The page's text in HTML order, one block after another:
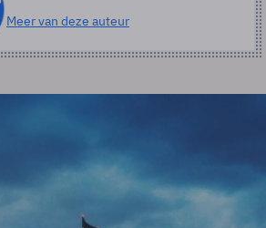
Meer van deze auteur